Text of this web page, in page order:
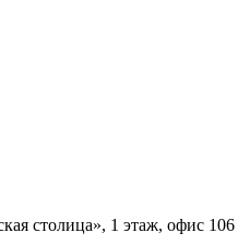
столица», 1 этаж, офис 106